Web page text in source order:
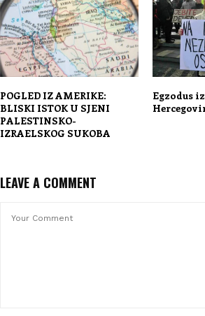
POGLED IZ AMERIKE:
BLISKI ISTOK U SJENI
PALESTINSKO-
IZRAELSKOG SUKOBA
Egzodus
LEAVE A COMMENT